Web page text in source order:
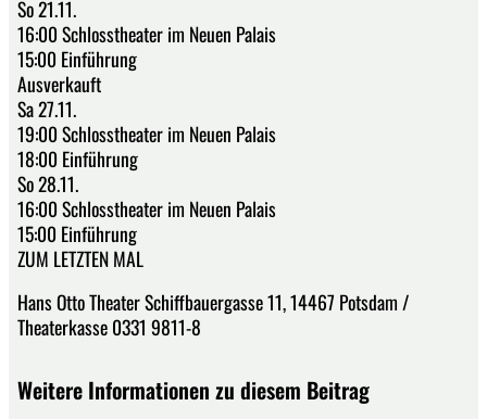
So 21.11.
16:00 Schlosstheater im Neuen Palais
15:00 Einführung
Ausverkauft
Sa 27.11.
19:00 Schlosstheater im Neuen Palais
18:00 Einführung
So 28.11.
16:00 Schlosstheater im Neuen Palais
15:00 Einführung
ZUM LETZTEN MAL
Hans Otto Theater Schiffbauergasse 11, 14467 Potsdam /
Theaterkasse 0331 9811-8
Weitere Informationen zu diesem Beitrag